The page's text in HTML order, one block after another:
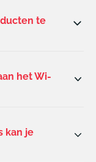
te
het Wi-
kan je